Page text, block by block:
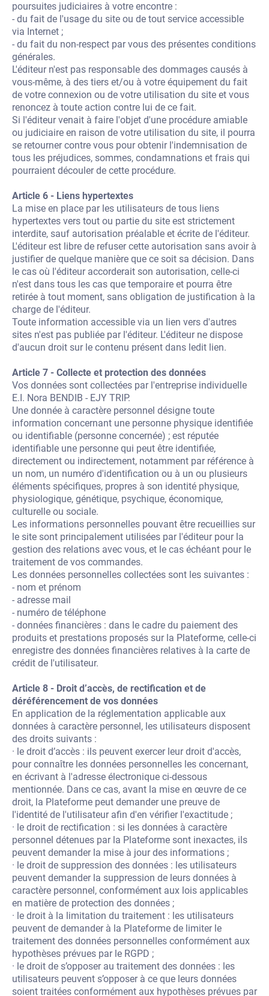
poursuites judiciaires à votre encontre :
- du fait de l'usage du site ou de tout service accessible
via Internet ;
- du fait du non-respect par vous des présentes conditions
générales.
L'éditeur n'est pas responsable des dommages causés à
vous-même, à des tiers et/ou à votre équipement du fait
de votre connexion ou de votre utilisation du site et vous
renoncez à toute action contre lui de ce fait.
Si l'éditeur venait à faire l'objet d'une procédure amiable
ou judiciaire en raison de votre utilisation du site, il pourra
se retourner contre vous pour obtenir l'indemnisation de
tous les préjudices, sommes, condamnations et frais qui
pourraient découler de cette procédure.
Article 6 - Liens hypertextes
La mise en place par les utilisateurs de tous liens
hypertextes vers tout ou partie du site est strictement
interdite, sauf autorisation préalable et écrite de l'éditeur.
L'éditeur est libre de refuser cette autorisation sans avoir à
justifier de quelque manière que ce soit sa décision. Dans
le cas où l'éditeur accorderait son autorisation, celle-ci
n'est dans tous les cas que temporaire et pourra être
retirée à tout moment, sans obligation de justification à la
charge de l'éditeur.
Toute information accessible via un lien vers d'autres
sites n'est pas publiée par l'éditeur. L'éditeur ne dispose
d'aucun droit sur le contenu présent dans ledit lien.
Article 7 - Collecte et protection des données
Vos données sont collectées par l'entreprise individuelle
E.I. Nora BENDIB - EJY TRIP.
Une donnée à caractère personnel désigne toute
information concernant une personne physique identifiée
ou identifiable (personne concernée) ; est réputée
identifiable une personne qui peut être identifiée,
directement ou indirectement, notamment par référence à
un nom, un numéro d'identification ou à un ou plusieurs
éléments spécifiques, propres à son identité physique,
physiologique, génétique, psychique, économique,
culturelle ou sociale.
Les informations personnelles pouvant être recueillies sur
le site sont principalement utilisées par l'éditeur pour la
gestion des relations avec vous, et le cas échéant pour le
traitement de vos commandes.
Les données personnelles collectées sont les suivantes :
- nom et prénom
- adresse mail
- numéro de téléphone
- données financières : dans le cadre du paiement des
produits et prestations proposés sur la Plateforme, celle-ci
enregistre des données financières relatives à la carte de
crédit de l'utilisateur.
Article 8 - Droit d’accès, de rectification et de
déréférencement de vos données
En application de la réglementation applicable aux
données à caractère personnel, les utilisateurs disposent
des droits suivants :
· le droit d’accès : ils peuvent exercer leur droit d'accès,
pour connaître les données personnelles les concernant,
en écrivant à l'adresse électronique ci-dessous
mentionnée. Dans ce cas, avant la mise en œuvre de ce
droit, la Plateforme peut demander une preuve de
l'identité de l'utilisateur afin d'en vérifier l'exactitude ;
· le droit de rectification : si les données à caractère
personnel détenues par la Plateforme sont inexactes, ils
peuvent demander la mise à jour des informations ;
· le droit de suppression des données : les utilisateurs
peuvent demander la suppression de leurs données à
caractère personnel, conformément aux lois applicables
en matière de protection des données ;
· le droit à la limitation du traitement : les utilisateurs
peuvent de demander à la Plateforme de limiter le
traitement des données personnelles conformément aux
hypothèses prévues par le RGPD ;
· le droit de s’opposer au traitement des données : les
utilisateurs peuvent s’opposer à ce que leurs données
soient traitées conformément aux hypothèses prévues par